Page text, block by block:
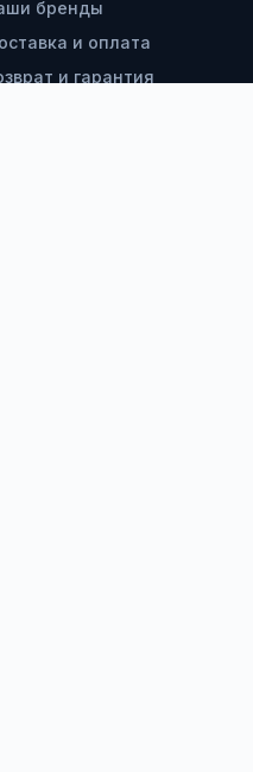
бренды
и оплата
и гарантия